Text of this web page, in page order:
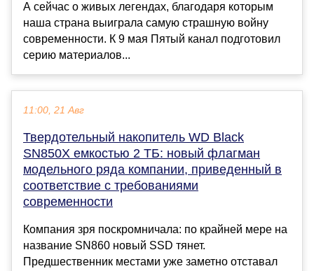
А сейчас о живых легендах, благодаря которым
наша страна выиграла самую страшную войну
современности. К 9 мая Пятый канал подготовил
серию материалов...
11:00, 21 Авг
Твердотельный накопитель WD Black
SN850X емкостью 2 ТБ: новый флагман
модельного ряда компании, приведенный в
соответствие с требованиями
современности
Компания зря поскромничала: по крайней мере на
название SN860 новый SSD тянет.
Предшественник местами уже заметно отставал